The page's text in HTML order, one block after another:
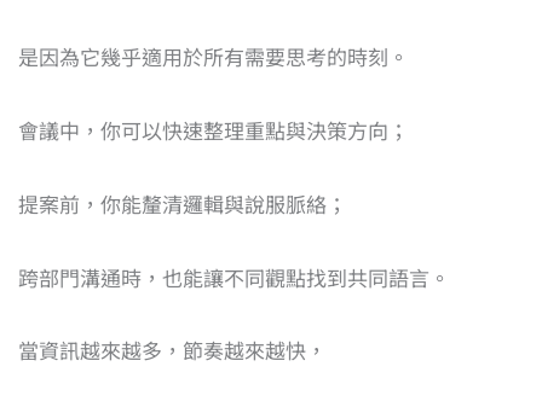
是因為它幾乎適用於所有需要思考的時刻。
會議中，你可以快速整理重點與決策方向；
提案前，你能釐清邏輯與說服脈絡；
跨部門溝通時，也能讓不同觀點找到共同語言。
當資訊越來越多，節奏越來越快，